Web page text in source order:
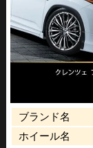
ブランド名
ホイール名